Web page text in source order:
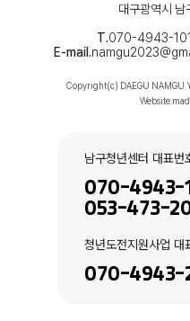
대구광역시
T.070-4943-
E-mail.
Copyright(c) DAEGU NAMGU
Website
남구청년센터 대표번
070-4943-
053-473-
청년도전지원사업 대
070-4943-